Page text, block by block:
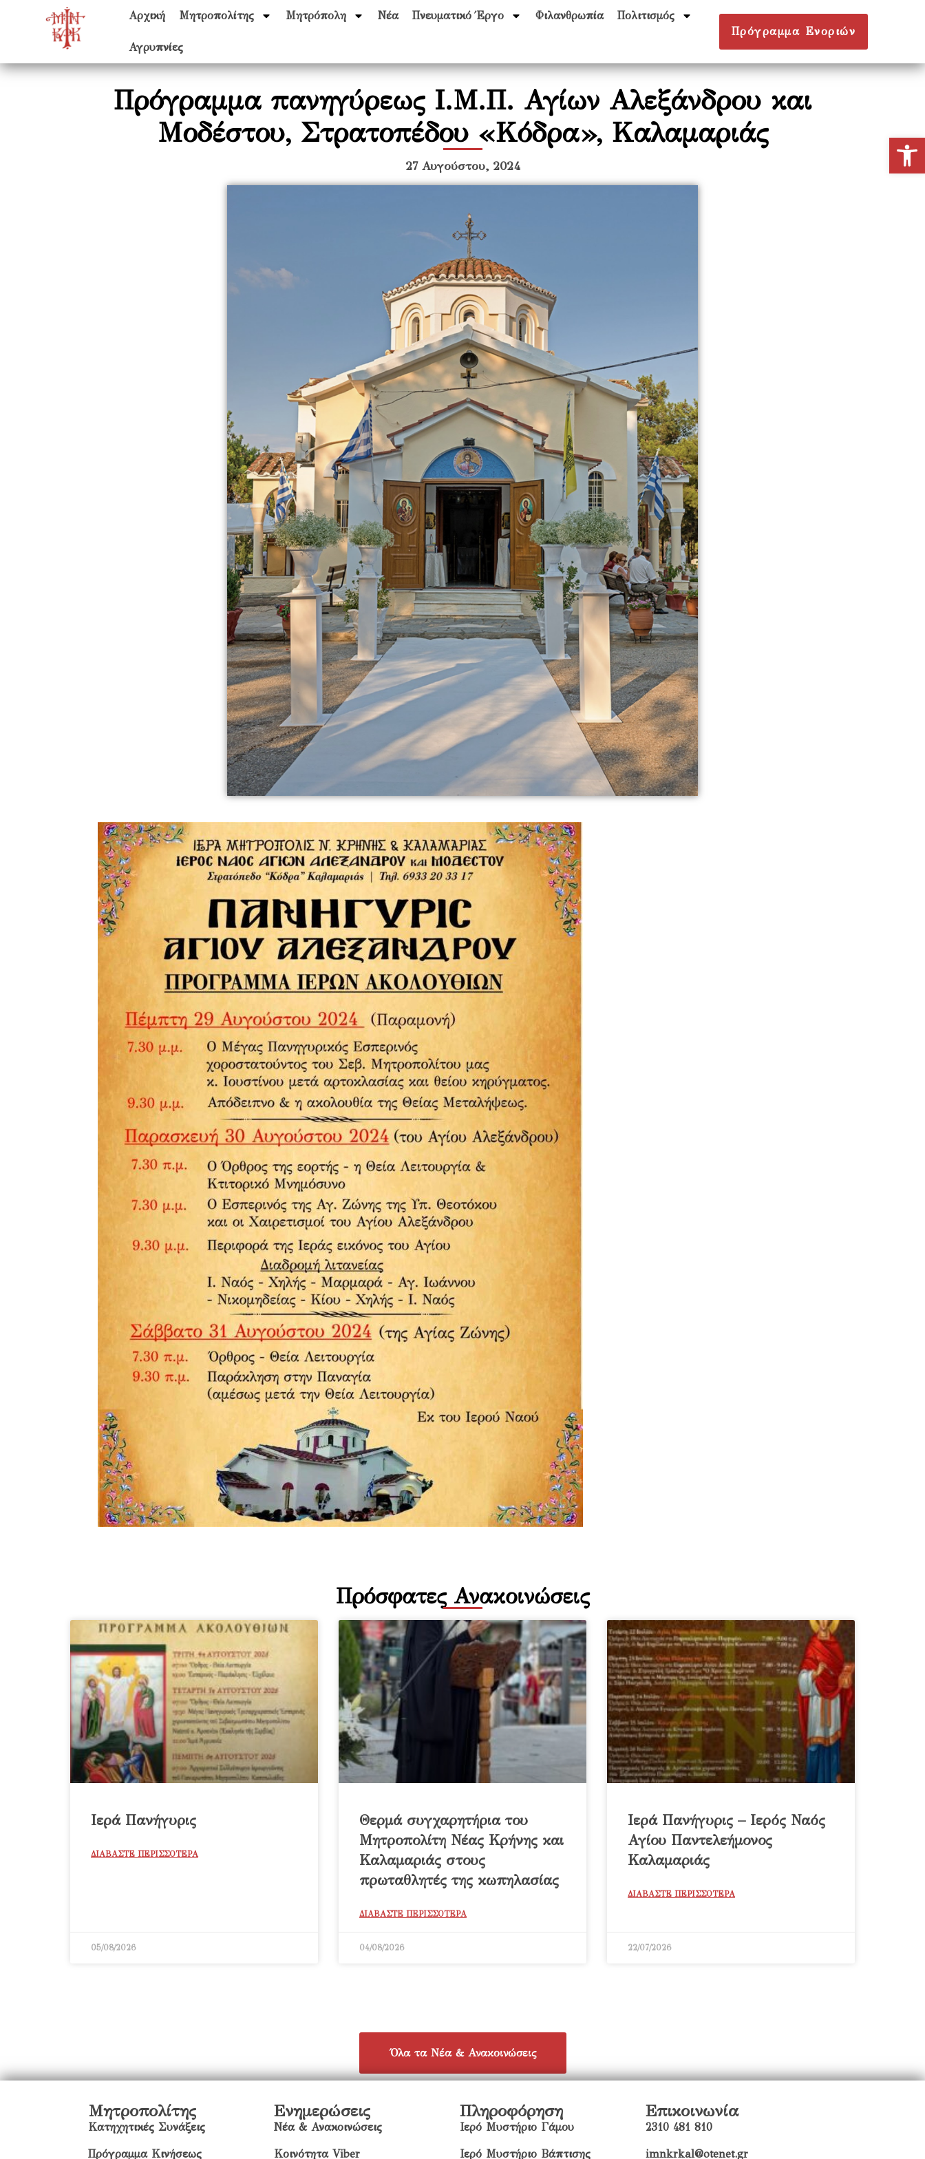
Αρχική Μητροπολίτης Μητρόπολη Νέα Πνευματικό Έργο Φιλανθρωπία Πολιτισμός
Αγρυπνίες
Πρόγραμμα Ενοριών
Πρόγραμμα πανηγύρεως Ι.Μ.Π. Αγίων Αλεξάνδρου και
Μοδέστου, Στρατοπέδου «Κόδρα», Καλαμαριάς
27 Αυγούστου, 2024
Πρόσφατες Ανακοινώσεις
Ιερά Πανήγυρις
ΔΙΑΒΑΣΤΕ ΠΕΡΙΣΣΟΤΕΡΑ
05/08/2026
Θερμά συγχαρητήρια του
Μητροπολίτη Νέας Κρήνης και
Καλαμαριάς στους
πρωταθλητές της κωπηλασίας
ΔΙΑΒΑΣΤΕ ΠΕΡΙΣΣΟΤΕΡΑ
04/08/2026
Ιερά Πανήγυρις – Ιερός Ναός
Αγίου Παντελεήμονος
Καλαμαριάς
ΔΙΑΒΑΣΤΕ ΠΕΡΙΣΣΟΤΕΡΑ
22/07/2026
Όλα τα Νέα & Ανακοινώσεις
Μητροπολίτης
Κατηχητικές Συνάξεις
Πρόγραμμα Κινήσεως
Ενημερώσεις
Νέα & Ανακοινώσεις
Κοινότητα Viber
Πληροφόρηση
Ιερό Μυστήριο Γάμου
Ιερό Μυστήριο Βάπτισης
Επικοινωνία
2310 481 810
imnkrkal@otenet.gr